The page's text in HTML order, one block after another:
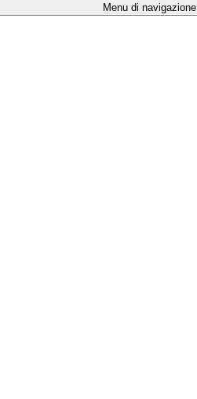
Menu di navigazione